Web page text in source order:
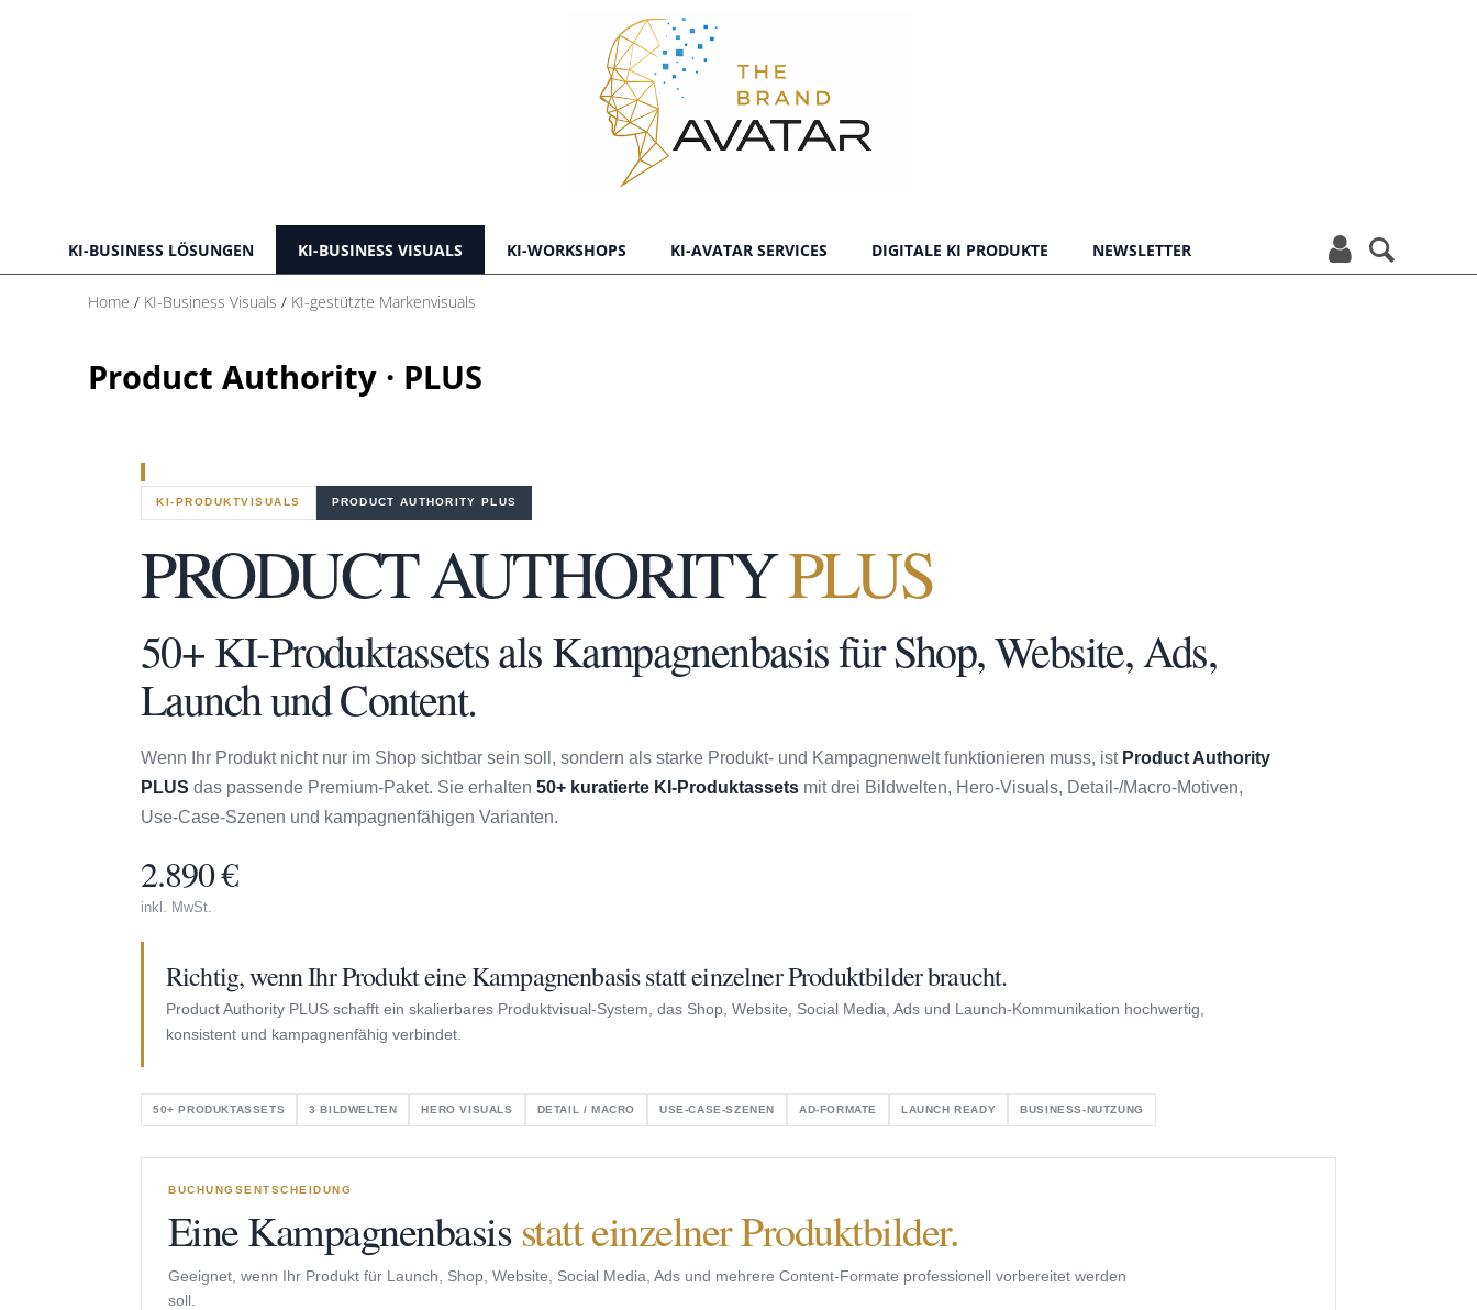
KI-BUSINESS LÖSUNGEN KI-BUSINESS VISUALS KI-WORKSHOPS KI-AVATAR SERVICES DIGITALE KI PRODUKTE NEWSLETTER  
Home / KI-Business Visuals / KI-gestützte Markenvisuals
Product Authority · PLUS
KI-PRODUKTVISUALS PRODUCT AUTHORITY PLUS
PRODUCT AUTHORITYPLUS
50+ KI-Produktassets als Kampagnenbasis für Shop, Website, Ads,
Launch und Content.
Wenn Ihr Produkt nicht nur im Shop sichtbar sein soll, sondern als starke Produkt- und Kampagnenwelt funktionieren muss, ist Product Authority
PLUS das passende Premium-Paket. Sie erhalten 50+ kuratierte KI-Produktassets mit drei Bildwelten, Hero-Visuals, Detail-/Macro-Motiven,
Use-Case-Szenen und kampagnenfähigen Varianten.
2.890 €
inkl. MwSt.
Richtig, wenn Ihr Produkt eine Kampagnenbasis statt einzelner Produktbilder braucht.
Product Authority PLUS schafft ein skalierbares Produktvisual-System, das Shop, Website, Social Media, Ads und Launch-Kommunikation hochwertig,
konsistent und kampagnenfähig verbindet.
50+ PRODUKTASSETS 3 BILDWELTEN HERO VISUALS DETAIL / MACRO USE-CASE-SZENEN AD-FORMATE LAUNCH READY BUSINESS-NUTZUNG
BUCHUNGSENTSCHEIDUNG
Eine Kampagnenbasisstatt einzelner Produktbilder.
Geeignet, wenn Ihr Produkt für Launch, Shop, Website, Social Media, Ads und mehrere Content-Formate professionell vorbereitet werden
soll.